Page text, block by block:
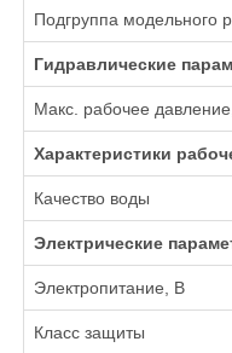
Подгруппа модельного
Гидравлические
Макс. рабочее
Xарактеристики
Качество воды
Электрические
Электропитание, В
Класс защиты